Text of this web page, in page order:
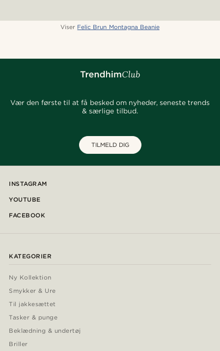
Viser Felic Brun Montagna Beanie
Vær den første til at få besked om nyheder, seneste trends
& særlige tilbud.
TILMELD DIG
INSTAGRAM
YOUTUBE
FACEBOOK
KATEGORIER
Ny Kollektion
Smykker & Ure
Til jakkesættet
Tasker & punge
Beklædning & undertøj
Briller